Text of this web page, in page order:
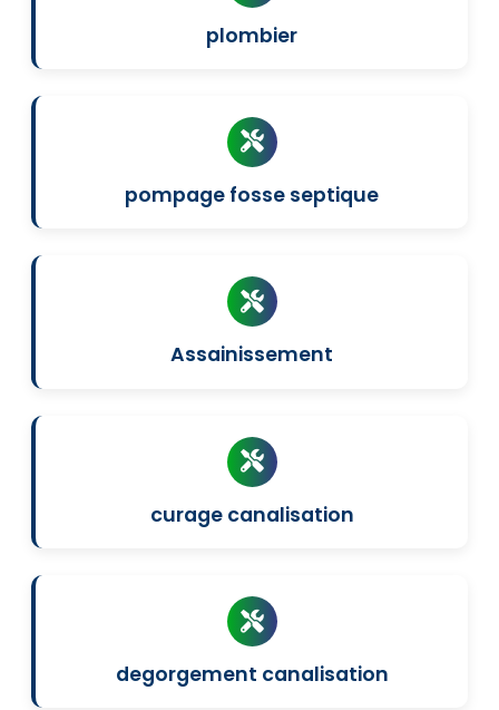
plombier
pompage fosse septique
Assainissement
curage canalisation
degorgement canalisation